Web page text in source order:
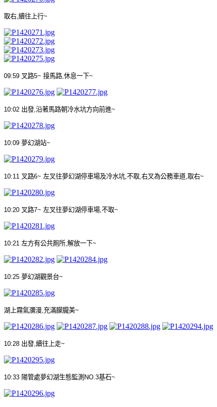
取右 續往上行~
09:59 叉路5~ 接馬路 休息一下~
10:02 出發 沿著馬路朝冷水坑方向前進~
10:09 夢幻湖站~
10:11 叉路6~ 左叉往夢幻湖停車場及冷水坑 不取 右叉為公務車道 取右~
10:20 叉路7~ 左叉往夢幻湖停車場 不取~
10:21 左方有公共厠所 解放一下~
10:25 夢幻湖觀景台~
湖上霧氣瀰漫 充滿朦朧美~
10:28 出發 續往上走~
10:33 陽管處夢幻湖生態監測 NO.3基石~